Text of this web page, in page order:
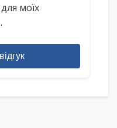
моїх